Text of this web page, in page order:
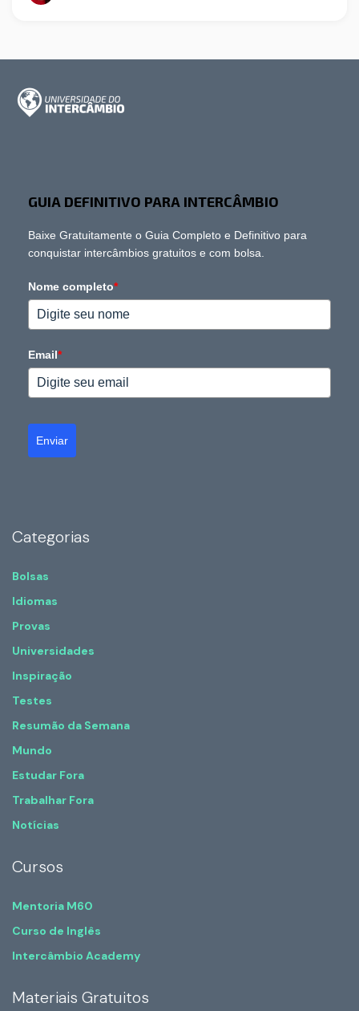
GUIA DEFINITIVO PARA INTERCÂMBIO
Baixe Gratuitamente o Guia Completo e Definitivo para
conquistar intercâmbios gratuitos e com bolsa.
Nome completo*
Email*
Enviar
Categorias
Bolsas
Idiomas
Provas
Universidades
Inspiração
Testes
Resumão da Semana
Mundo
Estudar Fora
Trabalhar Fora
Notícias
Cursos
Mentoria M60
Curso de Inglês
Intercâmbio Academy
Materiais Gratuitos